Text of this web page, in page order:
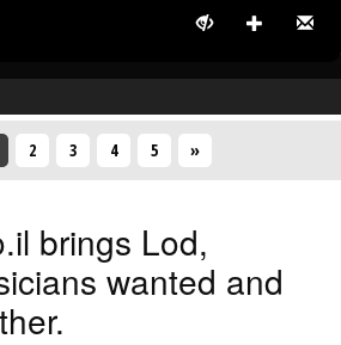
(Current)
2 3 4 5 »
brings Lod,
wanted and